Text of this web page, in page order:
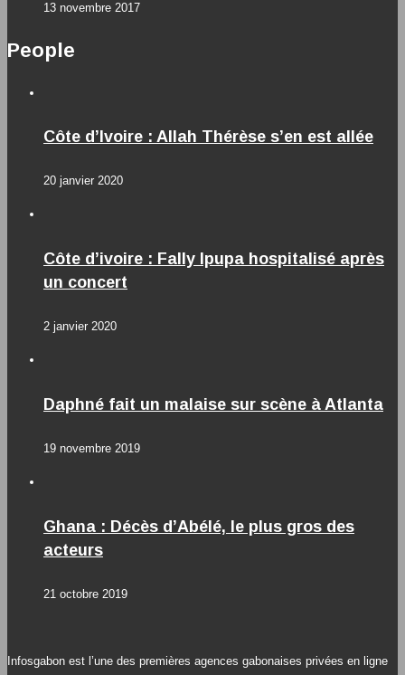
13 novembre 2017
People
Côte d’Ivoire : Allah Thérèse s’en est allée
20 janvier 2020
Côte d’ivoire : Fally Ipupa hospitalisé après
un concert
2 janvier 2020
Daphné fait un malaise sur scène à Atlanta
19 novembre 2019
Ghana : Décès d’Abélé, le plus gros des
acteurs
21 octobre 2019
Infosgabon est l’une des premières agences gabonaises privées en ligne